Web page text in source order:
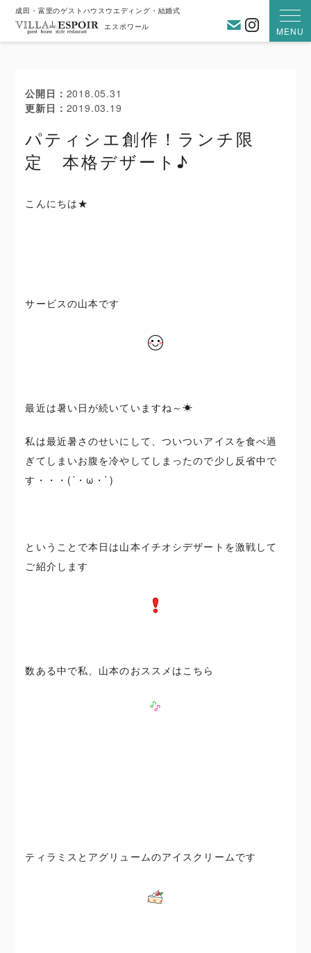
成田・富里のゲストハウスウエディング・結婚式
エスポワール
MENU
お問い合わ
公開日
2018.05.31
更新日
2019.03.19
パティシエ創作！ランチ限
定 本格デザート♪
こんにちは★
サービスの山本です
最近は暑い日が続いていますね～☀
私は最近暑さのせいにして、ついついアイスを食べ過
ぎてしまいお腹を冷やしてしまったので少し反省中で
す・・・(´・ω・`)
ということで本日は山本イチオシデザートを激戦して
ご紹介します
数ある中で私、山本のおススメはこちら
ティラミスとアグリュームのアイスクリームです